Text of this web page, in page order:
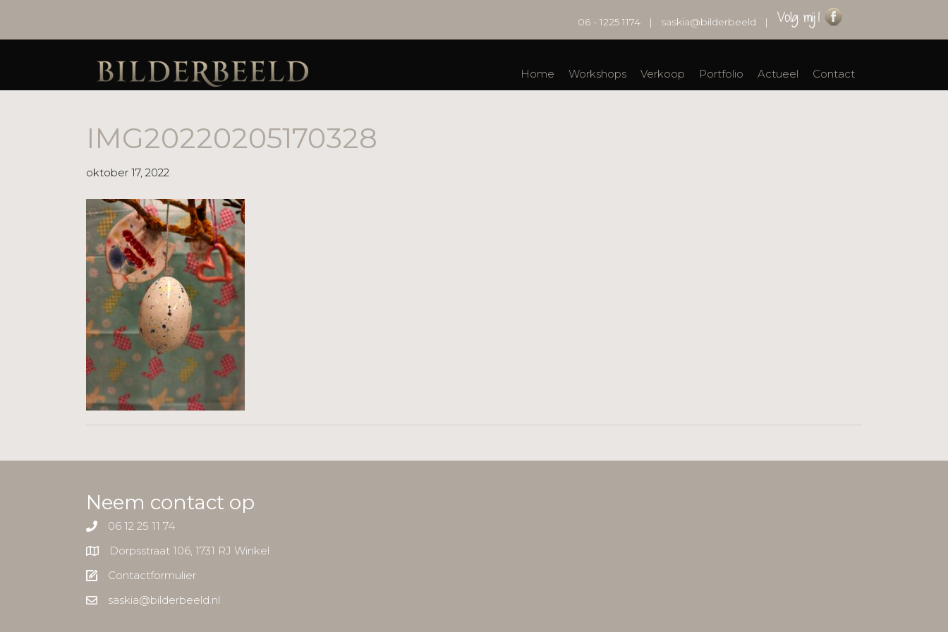
06 - 1225 1174 | saskia@bilderbeeld |
Home Workshops Verkoop Portfolio Actueel Contact
IMG20220205170328
oktober 17, 2022
Neem contact op
06 12 25 11 74
Dorpsstraat 106, 1731 RJ Winkel
Contactformulier
saskia@bilderbeeld.nl